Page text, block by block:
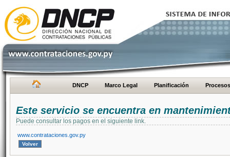
DNCP Marco Legal Planificación Procesos
Este servicio se encuentra en
Puede consultar los pagos en el siguiente link.
www.contrataciones.gov.py